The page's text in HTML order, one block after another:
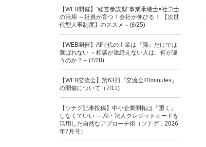
【WEB開催】“経営参謀型”事業承継士×社労士
の活用 ～社員が育つ！会社が伸びる！ 【次世
代型人事制度】のススメ～(8/25)
【WEB開催】AI時代の士業は『腕』だけでは
選ばれない ～相談が途絶えない人は、何が違
うのか？～(7/28)
【WEB交流会】第63回『交流会40minutes』
の開催について（7/11)
【ツナグ記事投稿】中小企業開拓は「重く」
しなくていい ― AI・法人クレジットカードを
活用した自然なアプローチ術（ツナグ：2026
年7月号）